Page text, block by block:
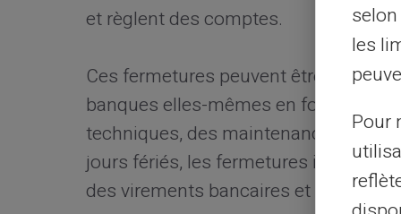
et règlent des comptes.
Ces fermetures peuvent être
banques elles-mêmes en fonction
techniques, des maintenances ou
jours fériés, les fermetures
des virements bancaires et
les
Pour